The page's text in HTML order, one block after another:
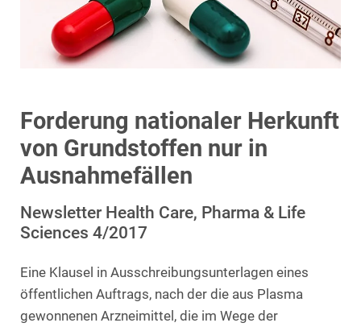
Forderung nationaler Herkunft
von Grundstoffen nur in
Ausnahmefällen
Newsletter Health Care, Pharma & Life
Sciences 4/2017
Eine Klausel in Ausschreibungsunterlagen eines
öffentlichen Auftrags, nach der die aus Plasma
gewonnenen Arzneimittel, die im Wege der